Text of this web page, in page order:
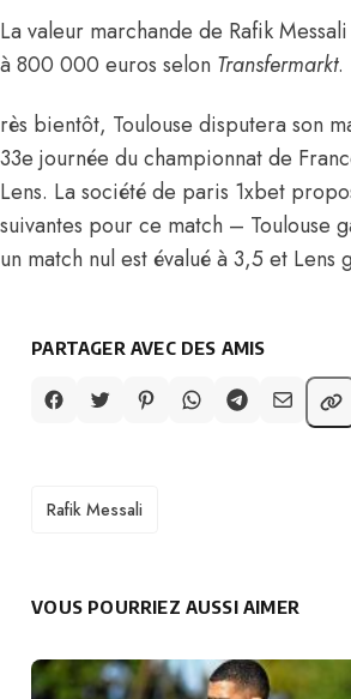
La valeur marchande de Rafik
à 800 000 euros selon Transfermarkt.
rès bientôt, Toulouse disputera son
33e journée du championnat de
Lens. La société de paris 1xbet
suivantes pour ce match – Toulouse
un match nul est évalué à 3,5 et Lens
PARTAGER AVEC DES AMIS
TAGS
Rafik Messali
VOUS POURRIEZ AUSSI AIMER